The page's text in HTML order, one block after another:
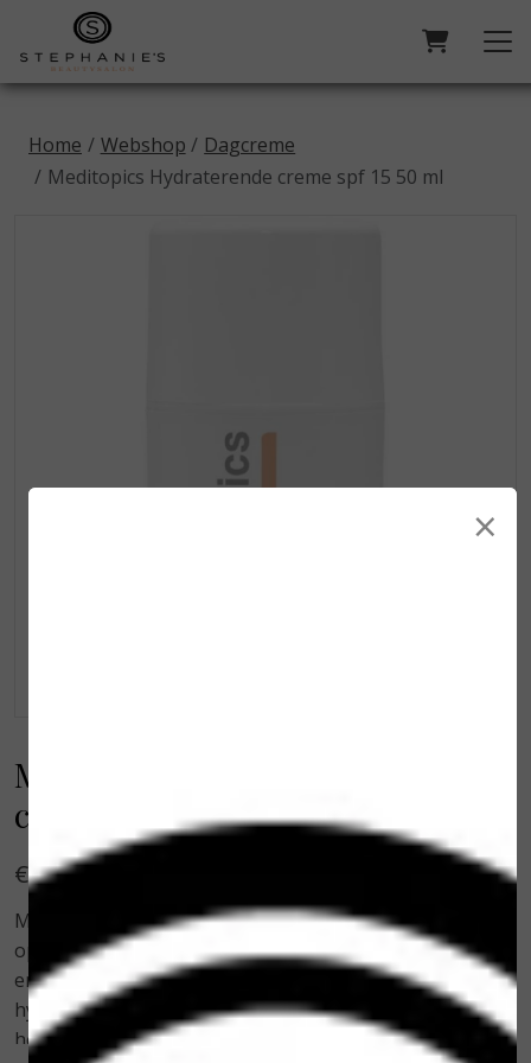
Home Webshop
Dagcreme
Meditopics Hydraterende creme spf 15 50 ml
Meditopics Hydraterende
creme spf 15 50 ml
€ 34,05
Meditopics hydraterende creme spf 15 UVA. Een crème
op basis van hoge concentratie aloë-vera, amandel-
en jojobaolie en vitamine E. Het zorg voor een sterke
hydratatie, vermindert het natuurlijk vochtverlies en
helpt huidschade door de zon te voorkomen. Ook de
×